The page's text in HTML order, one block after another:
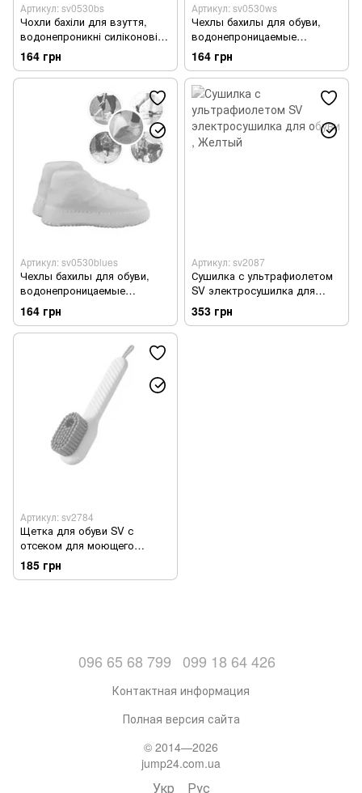
Артикул: sv0530bs
Чохли бахіли для взуття,
водонепроникні силіконові
багаторазові від дощу та
бруду Чорний S
164 грн
Артикул: sv0530ws
Чехлы бахилы для обуви,
водонепроницаемые
силиконовые многоразовые
от дождя и грязи
164 грн
Артикул: sv0530blues
Чехлы бахилы для обуви,
водонепроницаемые
силиконовые многоразовые
от дождя и грязи Синий
164 грн
Артикул: sv2087
Сушилка с ультрафиолетом
SV электросушилка для
обуви
353 грн
Артикул: sv2784
Щетка для обуви SV с
отсеком для моющего
средства
185 грн
096 65 68 799 099 18 64 426
Контактная информация
Полная версия сайта
© 2014—2026
jump24.com.ua
Укр Рус